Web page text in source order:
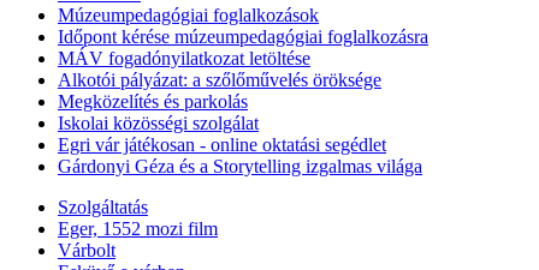
Múzeumpedagógiai foglalkozások
Időpont kérése múzeumpedagógiai foglalkozásra
MÁV fogadónyilatkozat letöltése
Alkotói pályázat: a szőlőművelés öröksége
Megközelítés és parkolás
Iskolai közösségi szolgálat
Egri vár játékosan - online oktatási segédlet
Gárdonyi Géza és a Storytelling izgalmas világa
Szolgáltatás
Eger, 1552 mozi film
Várbolt